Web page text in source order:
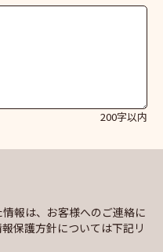
200字以内
報は、お客様へのご連絡に
保護方針については下記リ